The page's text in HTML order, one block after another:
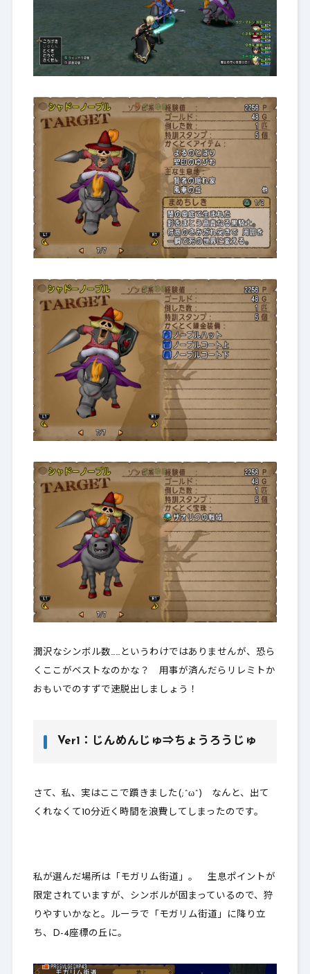
潤沢なシンボル数……というわけではありませんが、恐ら
くここがベストなのかな？ 用事が済んだらリレミトか
おもいでのすずで速脱出しましょう！
Ver1：じんめんじゅ⇒ちょうろうじゅ
さて、私、実はここで躓きました(;^ω^) なんと、出て
くれなくて10分近く時間を浪費してしまったのです。
私が選んだ場所は「モガリム街道」。 生息ポイントが
限定されていますが、シンボルが固まっているので、狩
りやすいかなと。ルーラで「モガリム街道」に降り立
ち、D-4座標の丘に。